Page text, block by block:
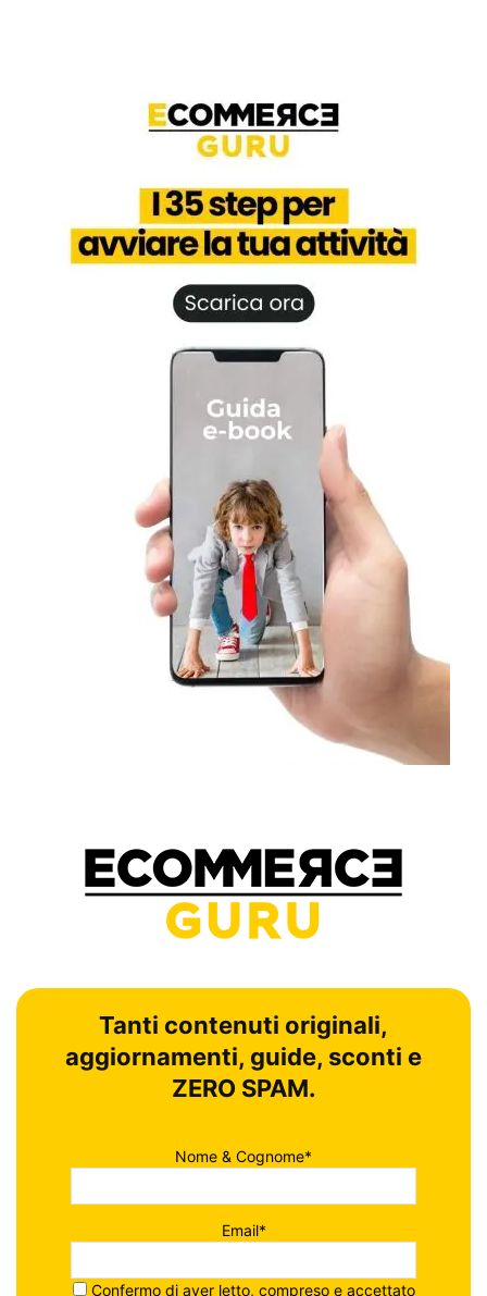
Tanti contenuti originali,
aggiornamenti, guide, sconti e
ZERO SPAM.
Nome & Cognome*
Email*
Confermo di aver letto, compreso e accettato